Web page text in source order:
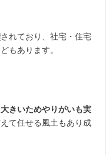
されており、社宅・住宅
もあります。
きいためやりがいも実
て任せる風土もあり成